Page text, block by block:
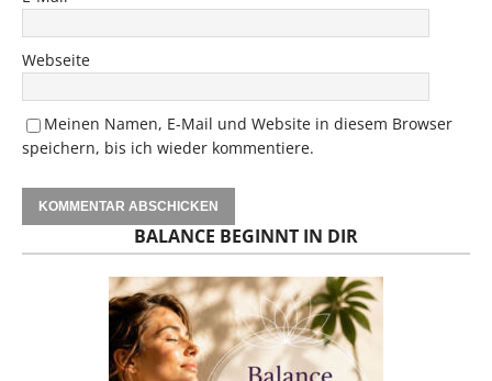
Webseite
Meinen Namen, E-Mail und Website in diesem Browser
speichern, bis ich wieder kommentiere.
BALANCE BEGINNT IN DIR